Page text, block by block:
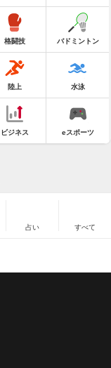
格闘技 バドミントン
陸上 水泳
ビジネス eスポーツ
占い すべて